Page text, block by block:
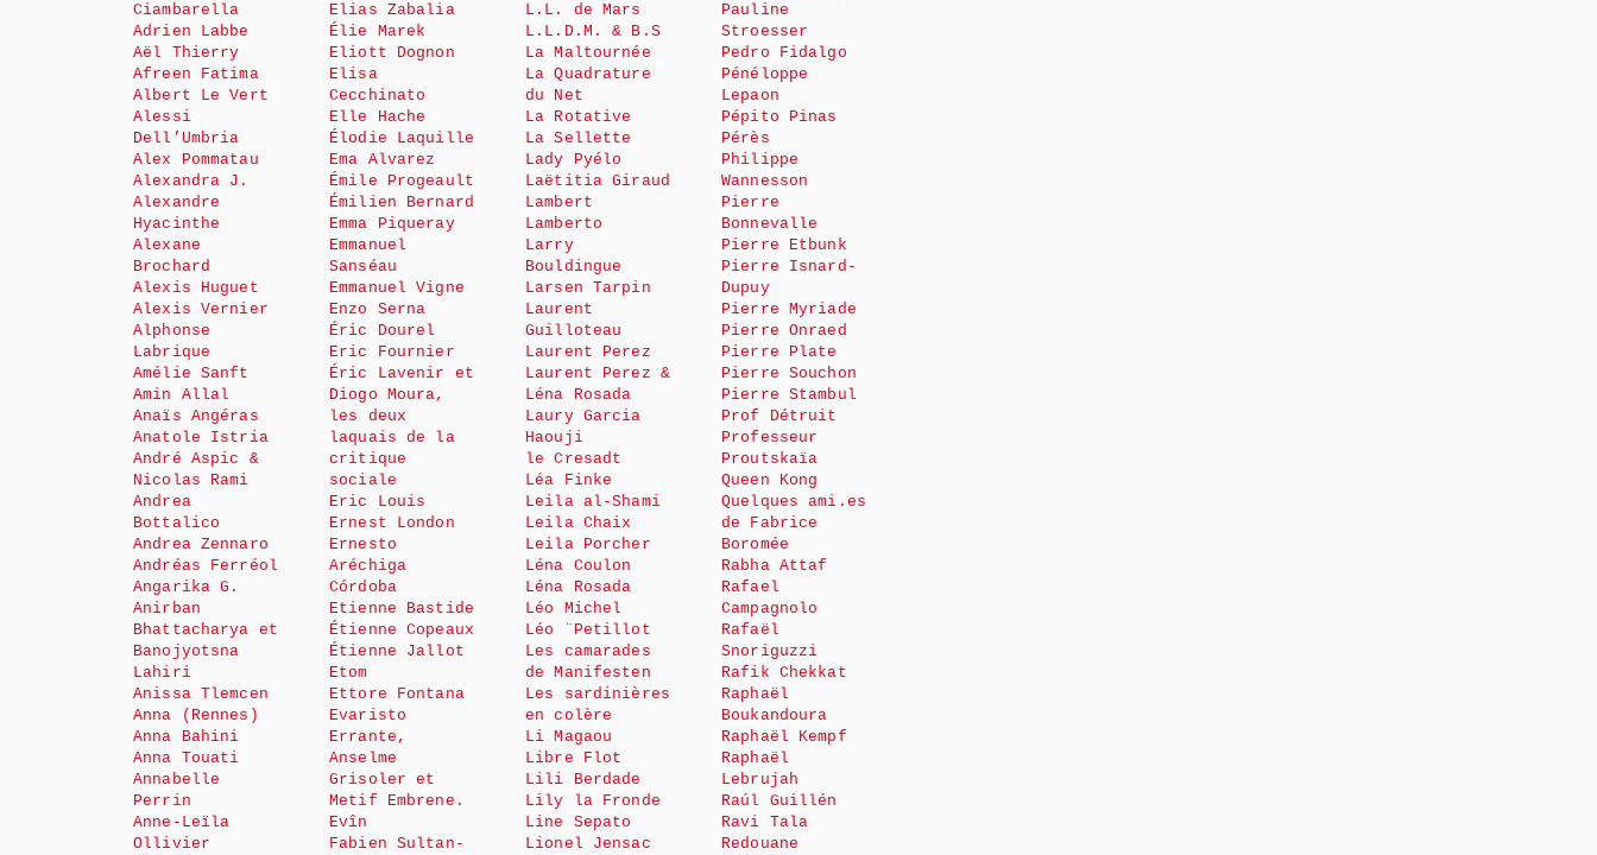
Ciambarella
Adrien Labbe
Aël Thierry
Afreen Fatima
Albert Le Vert
Alessi
Dell’Umbria
Alex Pommatau
Alexandra J.
Alexandre
Hyacinthe
Alexane
Brochard
Alexis Huguet
Alexis Vernier
Alphonse
Labrique
Amélie Sanft
Amin Allal
Anaïs Angéras
Anatole Istria
André Aspic &
Nicolas Rami
Andrea
Bottalico
Andrea Zennaro
Andréas Ferréol
Angarika G.
Anirban
Bhattacharya et
Banojyotsna
Lahiri
Anissa Tlemcen
Anna (Rennes)
Anna Bahini
Anna Touati
Annabelle
Perrin
Anne-Leïla
Ollivier
Elias Zabalia
Élie Marek
Eliott Dognon
Elisa
Cecchinato
Elle Hache
Élodie Laquille
Ema Alvarez
Émile Progeault
Émilien Bernard
Emma Piqueray
Emmanuel
Sanséau
Emmanuel Vigne
Enzo Serna
Éric Dourel
Eric Fournier
Éric Lavenir et
Diogo Moura,
les deux
laquais de la
critique
sociale
Eric Louis
Ernest London
Ernesto
Aréchiga
Córdoba
Etienne Bastide
Étienne Copeaux
Étienne Jallot
Etom
Ettore Fontana
Evaristo
Errante,
Anselme
Grisoler et
Metif Embrene.
Evîn
Fabien Sultan-
L.L. de Mars
L.L.D.M. & B.S
La Maltournée
La Quadrature
du Net
La Rotative
La Sellette
Lady Pyélo
Laëtitia Giraud
Lambert
Lamberto
Larry
Bouldingue
Larsen Tarpin
Laurent
Guilloteau
Laurent Perez
Laurent Perez &
Léna Rosada
Laury Garcia
Haouji
le Cresadt
Léa Finke
Leila al-Shami
Leila Chaix
Leila Porcher
Léna Coulon
Léna Rosada
Léo Michel
Léo ¨Petillot
Les camarades
de Manifesten
Les sardinières
en colère
Li Magaou
Libre Flot
Lili Berdade
Lily la Fronde
Line Sepato
Lionel Jensac
Pauline
Stroesser
Pedro Fidalgo
Pénéloppe
Lepaon
Pépito Pinas
Pérès
Philippe
Wannesson
Pierre
Bonnevalle
Pierre Etbunk
Pierre Isnard-
Dupuy
Pierre Myriade
Pierre Onraed
Pierre Plate
Pierre Souchon
Pierre Stambul
Prof Détruit
Professeur
Proutskaïa
Queen Kong
Quelques ami.es
de Fabrice
Boromée
Rabha Attaf
Rafael
Campagnolo
Rafaël
Snoriguzzi
Rafik Chekkat
Raphaël
Boukandoura
Raphaël Kempf
Raphaël
Lebrujah
Raúl Guillén
Ravi Tala
Redouane